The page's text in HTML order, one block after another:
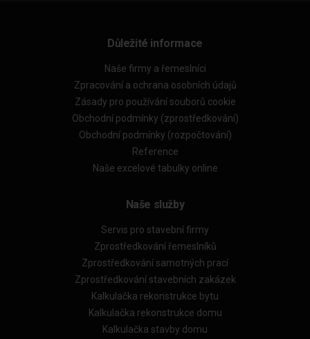
Důležité informace
Naše firmy a řemeslníci
Zpracování a ochrana osobních údajů
Zásady pro používání souborů cookie
Obchodní podmínky (zprostředkování)
Obchodní podmínky (rozpočtování)
Reference
Naše excelové tabulky online
Naše služby
Servis pro stavební firmy
Zprostředkování řemeslníků
Zprostředkování samotných prací
Zprostředkování stavebních zakázek
Kalkulačka rekonstrukce bytu
Kalkulačka rekonstrukce domu
Kalkulačka stavby domu